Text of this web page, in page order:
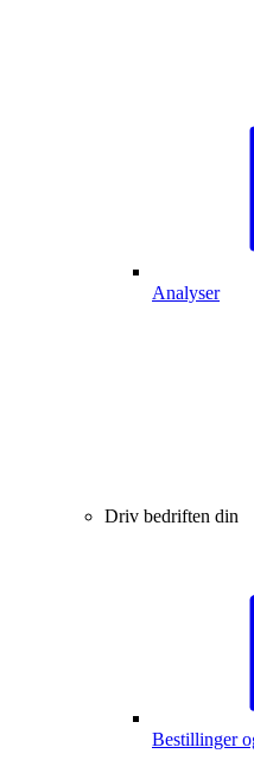
Analyser
Driv bedriften din
Bestillinger